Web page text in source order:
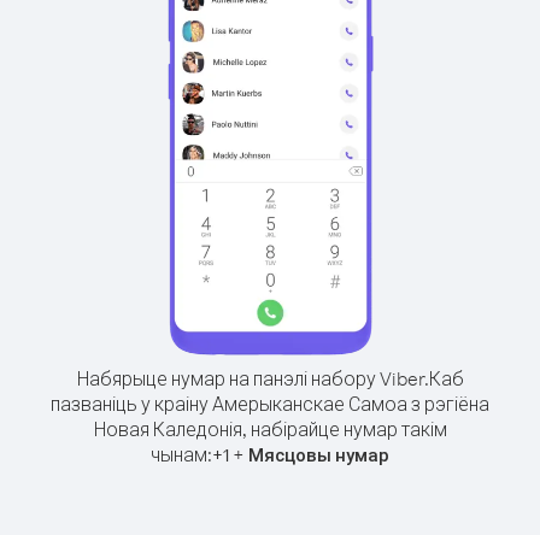
Набярыце нумар на панэлі набору Viber.Каб
пазваніць у краіну Амерыканскае Самоа з рэгіёна
Новая Каледонія, набірайце нумар такім
чынам:+1 + Мясцовы нумар